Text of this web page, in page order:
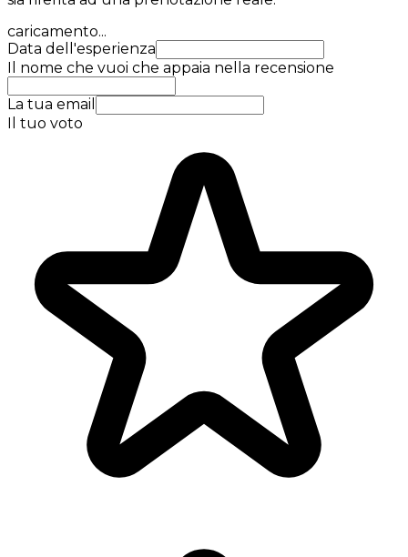
caricamento...
Data dell'esperienza
Il nome che vuoi che appaia nella recensione
La tua email
Il tuo voto